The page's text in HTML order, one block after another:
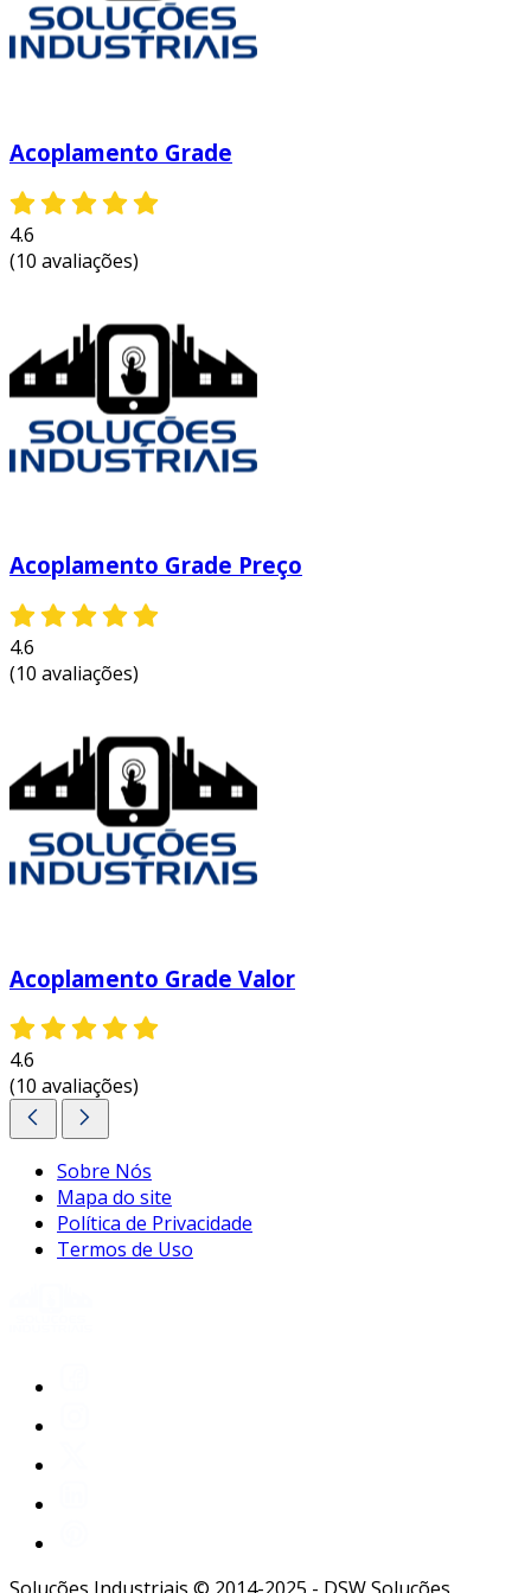
Acoplamento Grade
4.6
(10 avaliações)
Acoplamento Grade Preço
4.6
(10 avaliações)
Acoplamento Grade Valor
4.6
(10 avaliações)
Sobre Nós
Mapa do site
Política de Privacidade
Termos de Uso